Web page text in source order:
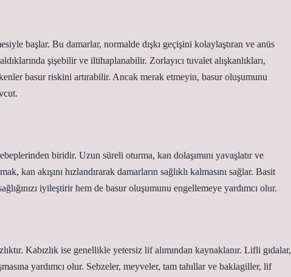
başlar. Bu damarlar, normalde dışkı geçişini kolaylaştıran ve anüs
şişebilir ve iltihaplanabilir. Zorlayıcı tuvalet alışkanlıkları,
basur riskini artırabilir. Ancak merak etmeyin, basur oluşumunu
biridir. Uzun süreli oturma, kan dolaşımını yavaşlatır ve
kan akışını hızlandırarak damarların sağlıklı kalmasını sağlar. Basit
iyileştirir hem de basur oluşumunu engellemeye yardımcı olur.
Kabızlık ise genellikle yetersiz lif alımından kaynaklanır. Lifli gıdalar,
yardımcı olur. Sebzeler, meyveler, tam tahıllar ve baklagiller, lif